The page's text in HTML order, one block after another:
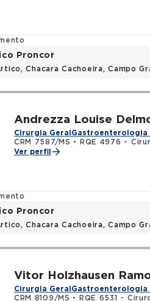
Proncor
Chacara Cachoeira, Campo
Andrezza Louise
Cirurgia Geral Gastroenterologia
CRM 7587/MS •
RQE 4976 -
Ver perfil
Proncor
Chacara Cachoeira, Campo
Vitor Holzhausen
Cirurgia Geral Gastroenterologia
CRM 8109/MS • RQE 6531 -